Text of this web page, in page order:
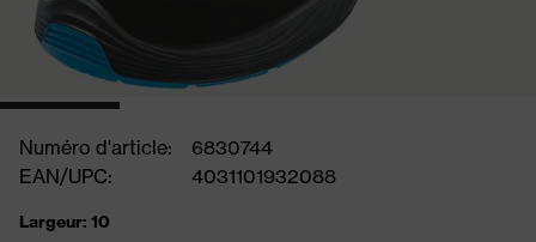
Numéro d'article:
6830744
EAN/UPC:
4031101932088
Largeur: 10